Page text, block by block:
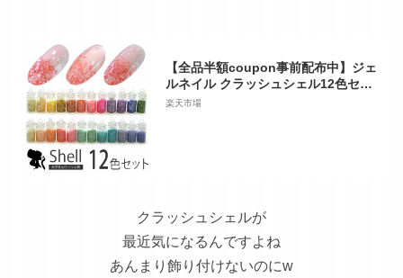
【全品半額coupon事前配布中】ジェ
ルネイル クラッシュシェル12色セッ
ト | ストーンセット パーツ ネイルパ
楽天市場
クラッシュシェルが
最近気になるんですよね
あんまり飾り付けないのにw